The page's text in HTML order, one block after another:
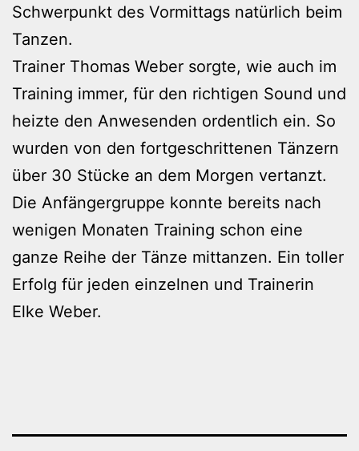
Schwerpunkt des Vormittags natürlich beim
Tanzen.
Trainer Thomas Weber sorgte, wie auch im
Training immer, für den richtigen Sound und
heizte den Anwesenden ordentlich ein. So
wurden von den fortgeschrittenen Tänzern
über 30 Stücke an dem Morgen vertanzt.
Die Anfängergruppe konnte bereits nach
wenigen Monaten Training schon eine
ganze Reihe der Tänze mittanzen. Ein toller
Erfolg für jeden einzelnen und Trainerin
Elke Weber.